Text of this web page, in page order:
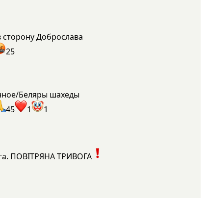
сторону Доброслава
25
Беляры шахеды
45 1 1
ПОВІТРЯНА ТРИВОГА